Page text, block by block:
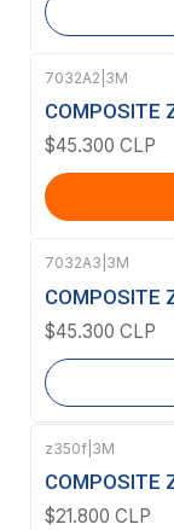
7032A2 3M
COMPOSITE
$45.300 CLP
Agotado
7032A3 3M
COMPOSITE
$45.300 CLP
z350f 3M
COMPOSITE
$21.800 CLP